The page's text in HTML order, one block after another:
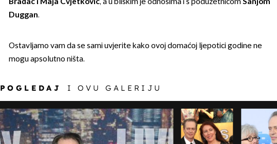
Duggan.
Ostavljamo vam da se sami uvjerite kako ovoj domaćoj ljepotici godine ne
mogu apsolutno ništa.
POGLEDAJ I OVU GALERIJU